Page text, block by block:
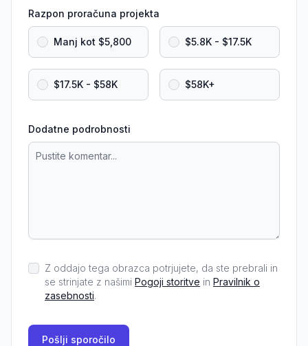
Razpon proračuna projekta
Manj kot $5,800 $5.8K - $17.5K
$17.5K - $58K $58K+
Dodatne podrobnosti
Z oddajo tega obrazca potrjujete, da ste prebrali in
se strinjate z našimi Pogoji storitve in Pravilnik o
zasebnosti.
Pošlji sporočilo